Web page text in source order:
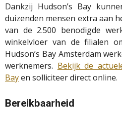
Dankzij Hudson’s Bay
duizenden mensen extra aan
van de 2.500 benodigde
winkelvloer van de filialen
Hudson’s Bay Amsterdam
werknemers. Bekijk de
Bayen solliciteer direct online.
Bereikbaarheid